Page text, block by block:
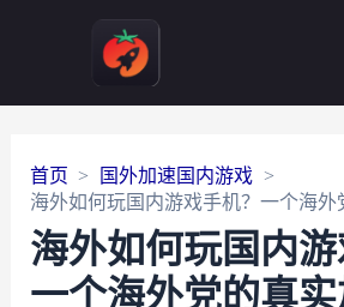
首页
国外加速国内游戏
海外如何玩国内游戏手机？一个海外
海外如何玩国内游
一个海外党的真